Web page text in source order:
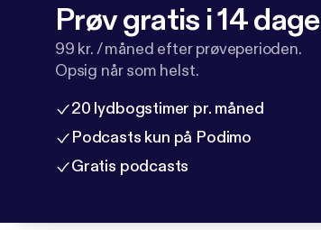
Prøv gratis i 14 dage
99 kr. / måned efter prøveperioden.
Opsig når som helst.
20 lydbogstimer pr. måned
Podcasts kun på Podimo
Gratis podcasts